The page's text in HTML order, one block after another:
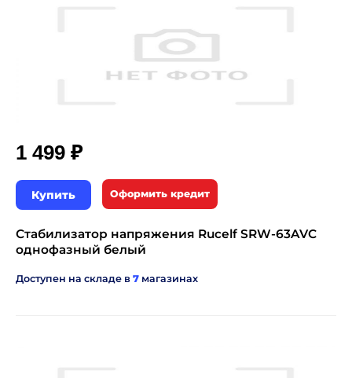
1 499 ₽
Купить Оформить кредит
Стабилизатор напряжения Rucelf SRW-63AVC
однофазный белый
Доступен на складе в 7 магазинах